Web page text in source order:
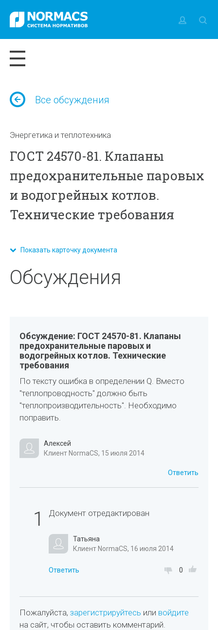
Все обсуждения
Энергетика и теплотехника
ГОСТ 24570-81. Клапаны
предохранительные паровых
и водогрейных котлов.
Технические требования
Показать карточку документа
Обсуждения
Обсуждение: ГОСТ 24570-81. Клапаны
предохранительные паровых и
водогрейных котлов. Технические
требования
По тексту ошибка в определении Q. Вместо
"теплопроводность" должно быть
"теплопроизводительность". Необходимо
поправить.
Алексей
Клиент NormaCS, 15 июля 2014
Ответить
1 Документ отредактирован
Татьяна
Клиент NormaCS, 16 июля 2014
Ответить 0
Пожалуйста,зарегистрируйтесь или войдите
на сайт, чтобы оставить комментарий.